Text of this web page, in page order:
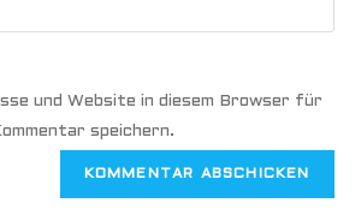
und Website in diesem Browser für
speichern.